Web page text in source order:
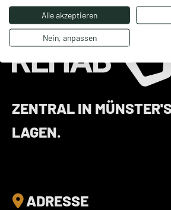
ZENTRAL IN
LAGEN.
 ADRESSE
Alle akzeptieren
Nein, anpassen